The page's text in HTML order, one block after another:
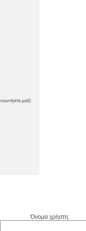
μαζί
Όνομα χρήστη: